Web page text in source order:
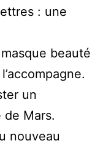
: une
beauté
un
de Mars.
nouveau